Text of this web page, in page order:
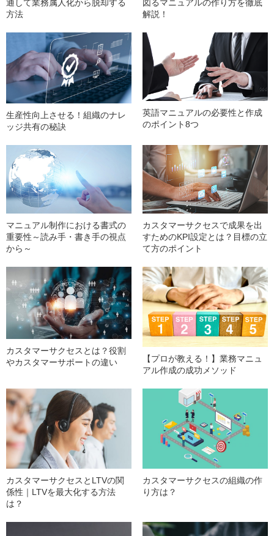
通して業務属人化から脱却する
方法
図るマニュアルの作り方を徹底
解説！
生産性向上させる！組織のナレ
ッジ共有の秘訣
英語マニュアルの必要性と作成
のポイント8つ
マニュアル制作における書式の
重要性～読み手・書き手の視点
から～
カスタマーサクセスで成果を出
すためのKPI設定とは？目標の立
て方のポイント
カスタマーサクセスとは？役割
やカスタマーサポートの違い
【プロが教える！】業務マニュ
アル作成の成功メソッド
カスタマーサクセスとLTVの関
係性｜LTVを最大化する方法
は？
カスタマーサクセスの組織の作
り方は？